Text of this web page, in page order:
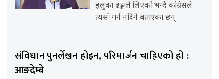
हलुका ढङ्गले लिएको भन्दै कांग्रेसले
त्यसो गर्न नदिने बताएका छन्
संविधान पुनर्लेखन होइन, परिमार्जन चाहिएको हो :
आङदेम्बे